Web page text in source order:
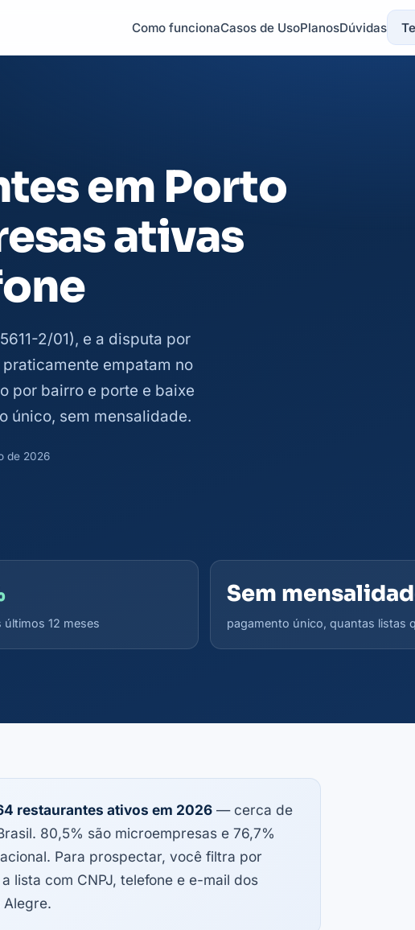
Como funcionaCasos de UsoPlanosDúvidas
em Porto
ativas
2/01), e a disputa por
empatam no
por bairro e porte e baixe
único, sem mensalidade.
de 2026
12 meses
Sem
pagamento único, quantas listas
restaurantes ativos em 2026 — cerca de
80,5% são microempresas e 76,7%
Para prospectar, você filtra por
lista com CNPJ, telefone e e-mail dos